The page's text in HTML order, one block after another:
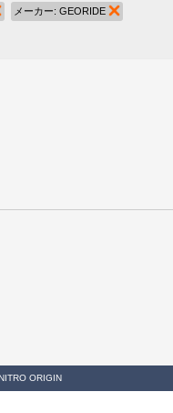
商品の削除
メーカー: GEORIDE
ORIGIN